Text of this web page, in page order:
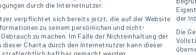
durch die Internetnutzer.
verpflichtet sich bereits jetzt, die auf der Website
zu seinem persönlichen und nicht-
zu machen. Im Falle der Nichteinhaltung der
dieser Charta durch den Internetnutzer kann dieser
strafrechtlich haftbar gemacht werden.
der
Die